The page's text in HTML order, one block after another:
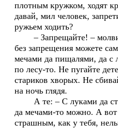
плотным кружком, ходят
давай, мил человек,
ружьем ходить?
– Запрещайте! –
без запрещения можете
мечами да пищалями, да с
по лесу-то. Не пугайте
стариков хворых. Не
на ночь глядя.
А те: – С луками да
да мечами-то можно. А
страшным, как у тебя,